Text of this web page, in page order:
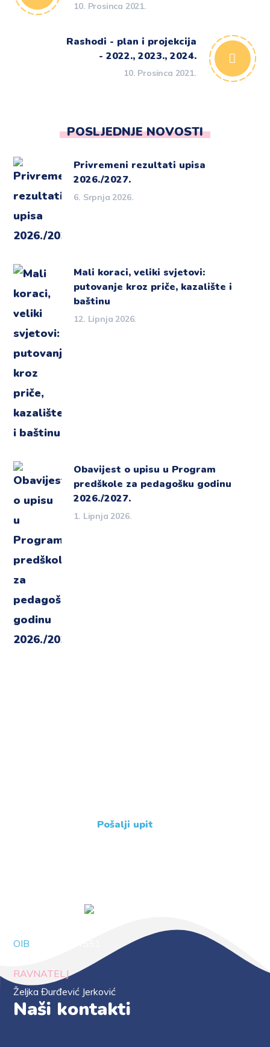
10. Prosinca 2021.
Rashodi - plan i projekcija
- 2022., 2023., 2024.
10. Prosinca 2021.
POSLJEDNJE NOVOSTI
Privremeni rezultati upisa
2026./2027.
6. Srpnja 2026.
Mali koraci, veliki svjetovi:
putovanje kroz priče, kazalište i
baštinu
12. Lipnja 2026.
Obavijest o upisu u Program
predškole za pedagošku godinu
2026./2027.
1. Lipnja 2026.
Pošalji upit
OIB
RAVNATELJ
Željka Đurđević Jerković
Naši kontakti